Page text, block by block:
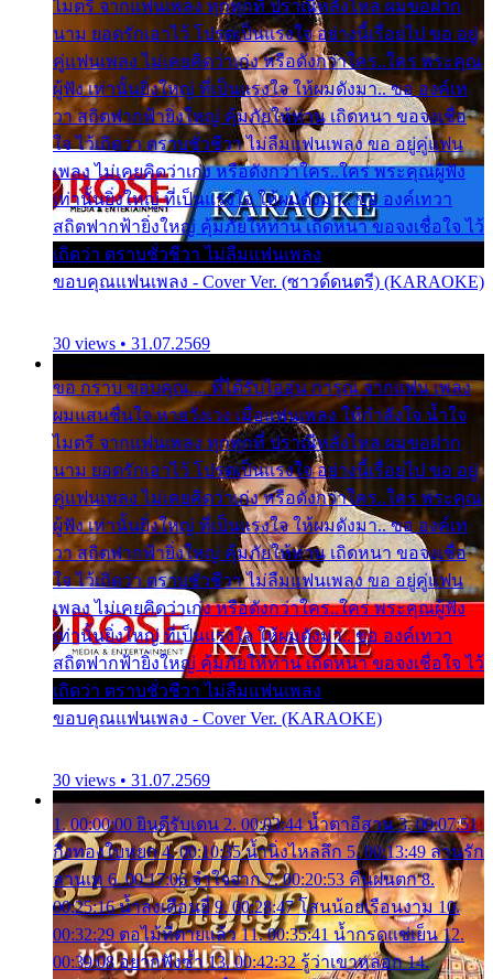
ไมตรี จากแฟนเพลง ทุกทุกที่ ปราณีหลั่งไหล ผมขอฝาก
นาม ยอดรักเอาไว้ โปรดเป็นแรงใจ อย่างนี้เรื่อยไป ขอ อยู่
คู่แฟนเพลง ไม่เคยคิดว่าเก่ง หรือดังกว่าใคร..ใคร พระคุณ
ผู้ฟัง เท่านั้นยิ่งใหญ่ ที่เป็นแรงใจ ให้ผมดังมา.. ขอ องค์เท
วา สถิตฟากฟ้ายิ่งใหญ่ คุ้มภัยให้ท่าน เถิดหนา ขอจงเชื่อ
ใจ ไว้เถิดว่า ตราบชั่วชีวา ไม่ลืมแฟนเพลง ขอ อยู่คู่แฟน
เพลง ไม่เคยคิดว่าเก่ง หรือดังกว่าใคร..ใคร พระคุณผู้ฟัง
เท่านั้นยิ่งใหญ่ ที่เป็นแรงใจ ให้ผมดังมา.. ขอ องค์เทวา
สถิตฟากฟ้ายิ่งใหญ่ คุ้มภัยให้ท่าน เถิดหนา ขอจงเชื่อใจ ไว้
เถิดว่า ตราบชั่วชีวา ไม่ลืมแฟนเพลง
ขอบคุณแฟนเพลง - Cover Ver. (ซาวด์ดนตรี) (KARAOKE)
30 views • 31.07.2569
ขอ กราบ ขอบคุณ.... ที่ได้รับไออุ่น การุณ จากแฟน เพลง
ผมแสนชื่นใจ หายวังเวง เมื่อแฟนเพลง ให้กำลังใจ น้ำใจ
ไมตรี จากแฟนเพลง ทุกทุกที่ ปราณีหลั่งไหล ผมขอฝาก
นาม ยอดรักเอาไว้ โปรดเป็นแรงใจ อย่างนี้เรื่อยไป ขอ อยู่
คู่แฟนเพลง ไม่เคยคิดว่าเก่ง หรือดังกว่าใคร..ใคร พระคุณ
ผู้ฟัง เท่านั้นยิ่งใหญ่ ที่เป็นแรงใจ ให้ผมดังมา.. ขอ องค์เท
วา สถิตฟากฟ้ายิ่งใหญ่ คุ้มภัยให้ท่าน เถิดหนา ขอจงเชื่อ
ใจ ไว้เถิดว่า ตราบชั่วชีวา ไม่ลืมแฟนเพลง ขอ อยู่คู่แฟน
เพลง ไม่เคยคิดว่าเก่ง หรือดังกว่าใคร..ใคร พระคุณผู้ฟัง
เท่านั้นยิ่งใหญ่ ที่เป็นแรงใจ ให้ผมดังมา.. ขอ องค์เทวา
สถิตฟากฟ้ายิ่งใหญ่ คุ้มภัยให้ท่าน เถิดหนา ขอจงเชื่อใจ ไว้
เถิดว่า ตราบชั่วชีวา ไม่ลืมแฟนเพลง
ขอบคุณแฟนเพลง - Cover Ver. (KARAOKE)
30 views • 31.07.2569
1. 00:00:00 ยินดีรับเดน 2. 00:03:44 น้ำตาอีสาน 3. 00:07:51
กิ่งทองใบหยก 4. 00:10:35 น้ำนิ่งไหลลึก 5. 00:13:49 ลานรัก
ลานเท 6. 00:17:06 จำใจจาก 7. 00:20:53 คืนฝนตก 8.
00:25:16 น้ำลงเดือนยี่ 9. 00:28:47 โสนน้อยเรือนงาม 10.
00:32:29 ตอไม้ที่ตายแล้ว 11. 00:35:41 น้ำกรดแช่เย็น 12.
00:39:08 อยากฟังซ้ำ 13. 00:42:32 รู้ว่าเขาหลอก 14.